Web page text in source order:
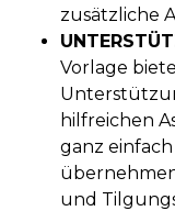
zusätzliche
Vorlage
hilfreichen
ganz
und